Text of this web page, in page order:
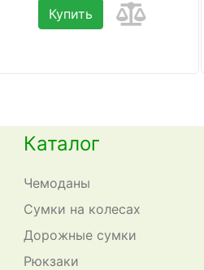
Купить
Каталог
Чемоданы
Сумки на колесах
Дорожные сумки
Рюкзаки